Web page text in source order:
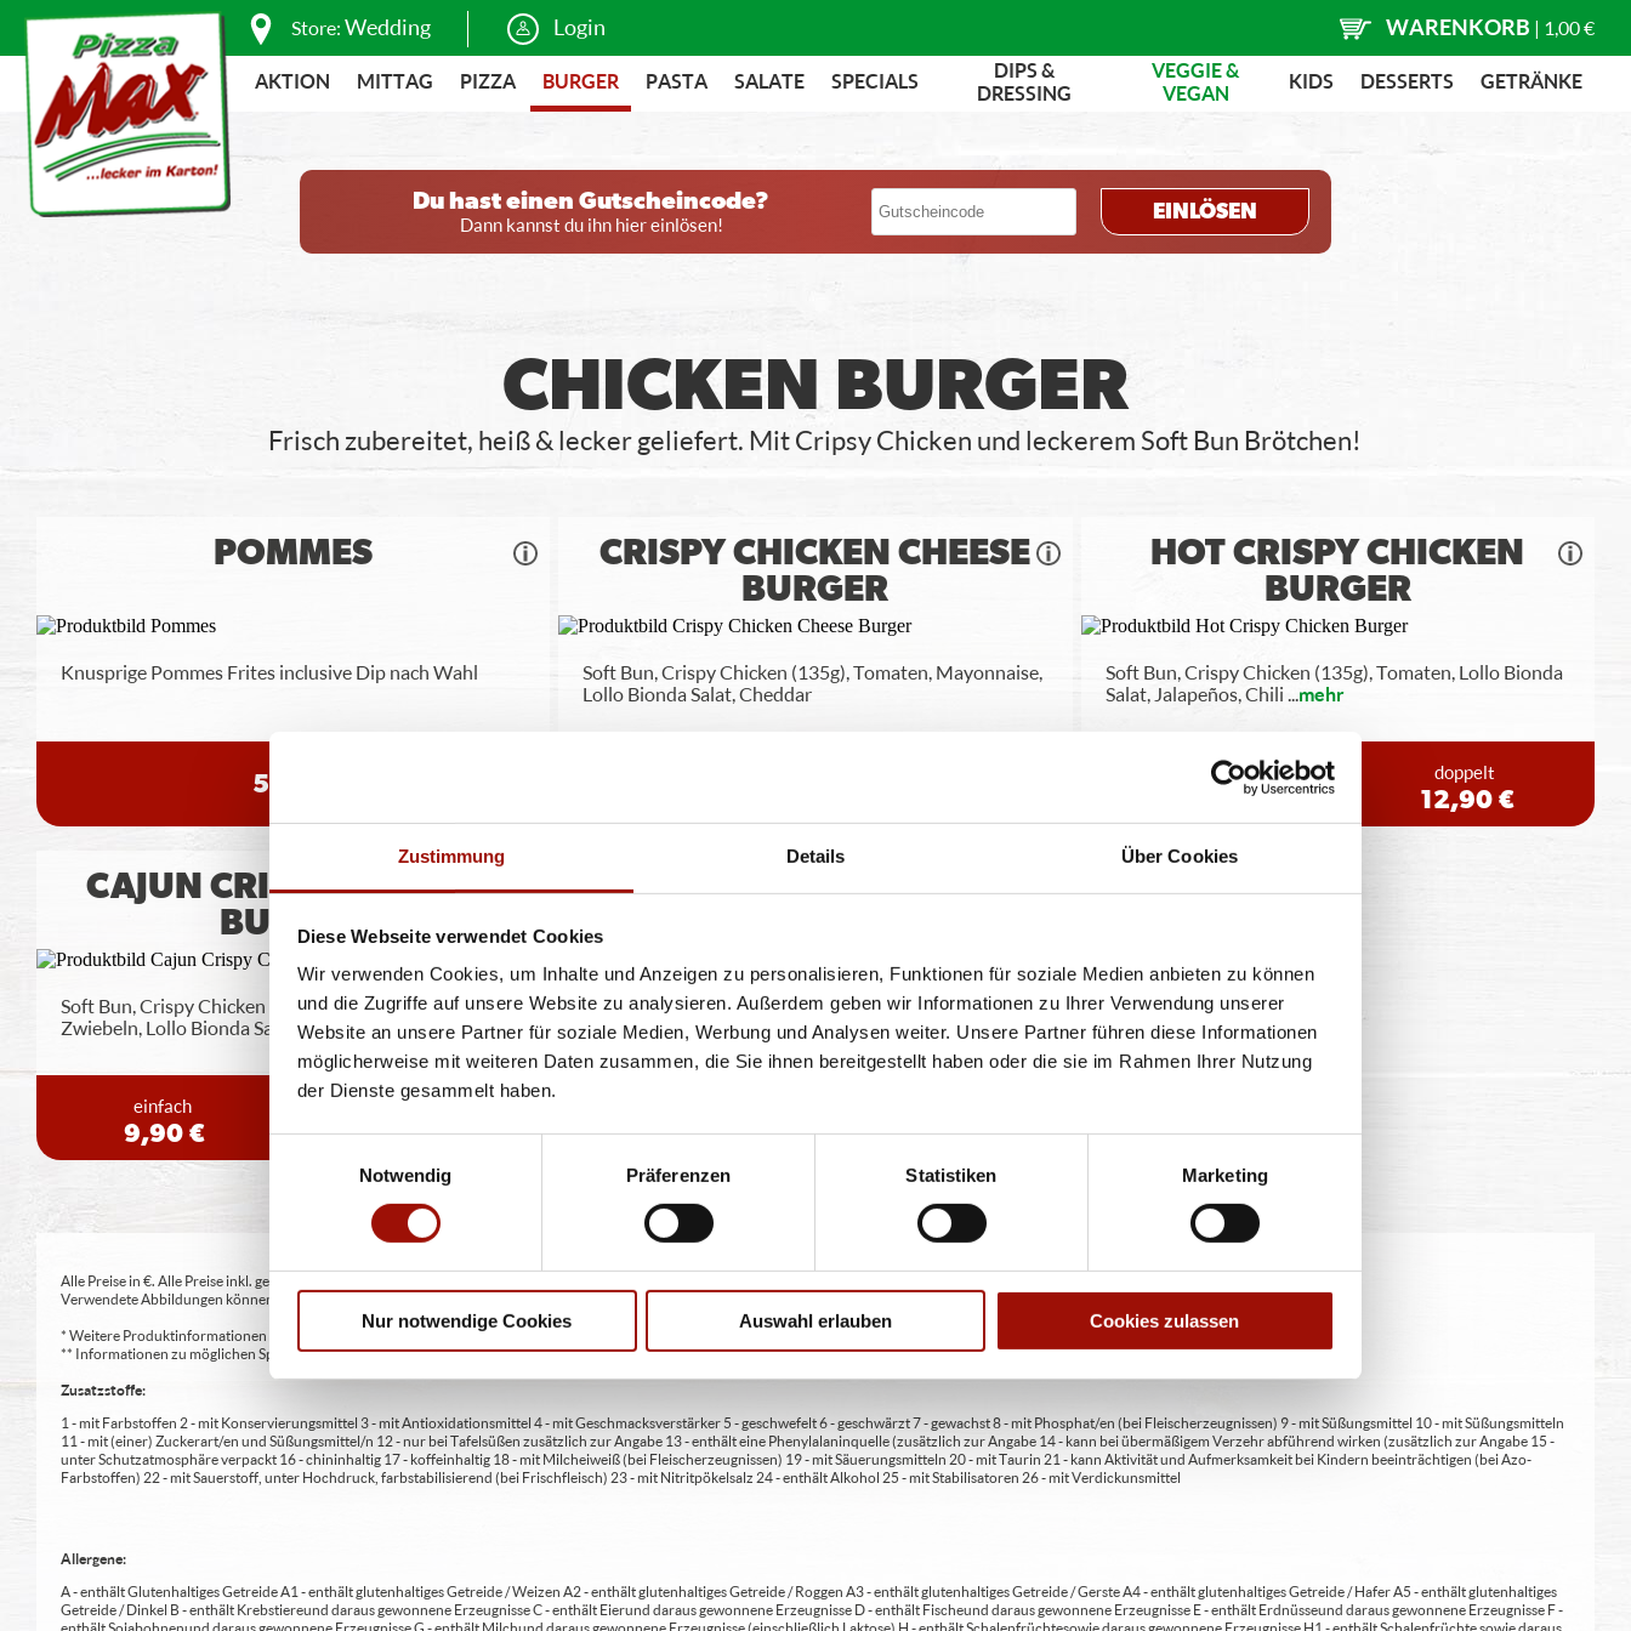
Zustimmung Details Über Cookies
Diese Webseite verwendet Cookies
Wir verwenden Cookies, um Inhalte und Anzeigen zu personalisieren, Funktionen für soziale Medien anbieten zu können
und die Zugriffe auf unsere Website zu analysieren. Außerdem geben wir Informationen zu Ihrer Verwendung unserer
Website an unsere Partner für soziale Medien, Werbung und Analysen weiter. Unsere Partner führen diese Informationen
möglicherweise mit weiteren Daten zusammen, die Sie ihnen bereitgestellt haben oder die sie im Rahmen Ihrer Nutzung
der Dienste gesammelt haben.
Notwendig
Präferenzen Statistiken Marketing
Nur notwendige Cookies Auswahl erlauben Cookies zulassen
Store: Wedding Login WARENKORB | 1,00 €
AKTION MITTAG PIZZA BURGER PASTA SALATE SPECIALS
DIPS &
DRESSING
VEGGIE &
VEGAN
KIDS DESSERTS GETRÄNKE
Du hast einen Gutscheincode?
Dann kannst du ihn hier einlösen!
EINLÖSEN
CHICKEN BURGER
Frisch zubereitet, heiß & lecker geliefert. Mit Cripsy Chicken und leckerem Soft Bun Brötchen!
POMMES
Knusprige Pommes Frites inclusive Dip nach Wahl
5,49 €
CRISPY CHICKEN CHEESE
BURGER
Soft Bun, Crispy Chicken (135g), Tomaten, Mayonnaise,
Lollo Bionda Salat, Cheddar
HOT CRISPY CHICKEN
BURGER
Soft Bun, Crispy Chicken (135g), Tomaten, Lollo Bionda
Salat, Jalapeños, Chili ...mehr
einfach
9,90 €
doppelt
12,90 €
CAJUN CRISPY CHICKEN
BURGER
Soft Bun, Crispy Chicken (135g), Tomaten, rote
Zwiebeln, Lollo Bionda Salat, Bacon,... mehr
einfach
9,90 €
doppelt
12,90 €
Alle Preise in €. Alle Preise inkl. gesetzl. MwSt. Alle Angaben zu Grammaturen oder Durchmessern, bspw. der Pizzen sind circa-Angaben und können durch die Zubereitung geringfügig variieren.
Verwendete Abbildungen können von den tatsächlich gelieferten Produkten abweichen. Wir liefern innerhalb von ca. 30 Minuten.
* Weitere Produktinformationen zu vorverpackten Lebensmitteln finden Sie unter www.pizzamax.de/produktinformationen
** Informationen zu möglichen Spuren von Allergenen seitens unsere Hersteller finden Sie unter www.pizzamax.de/produktinformationen
Zusatzstoffe:
1 - mit Farbstoffen 2 - mit Konservierungsmittel 3 - mit Antioxidationsmittel 4 - mit Geschmacksverstärker 5 - geschwefelt 6 - geschwärzt 7 - gewachst 8 - mit Phosphat/en (bei Fleischerzeugnissen) 9 - mit Süßungsmittel 10 - mit Süßungsmitteln
11 - mit (einer) Zuckerart/en und Süßungsmittel/n 12 - nur bei Tafelsüßen zusätzlich zur Angabe 13 - enthält eine Phenylalaninquelle (zusätzlich zur Angabe 14 - kann bei übermäßigem Verzehr abführend wirken (zusätzlich zur Angabe 15 -
unter Schutzatmosphäre verpackt 16 - chininhaltig 17 - koffeinhaltig 18 - mit Milcheiweiß (bei Fleischerzeugnissen) 19 - mit Säuerungsmitteln 20 - mit Taurin 21 - kann Aktivität und Aufmerksamkeit bei Kindern beeinträchtigen (bei Azo-
Farbstoffen) 22 - mit Sauerstoff, unter Hochdruck, farbstabilisierend (bei Frischfleisch) 23 - mit Nitritpökelsalz 24 - enthält Alkohol 25 - mit Stabilisatoren 26 - mit Verdickunsmittel
Allergene:
A - enthält Glutenhaltiges Getreide A1 - enthält glutenhaltiges Getreide / Weizen A2 - enthält glutenhaltiges Getreide / Roggen A3 - enthält glutenhaltiges Getreide / Gerste A4 - enthält glutenhaltiges Getreide / Hafer A5 - enthält glutenhaltiges
Getreide / Dinkel B - enthält Krebstiere und daraus gewonnene Erzeugnisse C - enthält Eier und daraus gewonnene Erzeugnisse D - enthält Fische und daraus gewonnene Erzeugnisse E - enthält Erdnüsse und daraus gewonnene Erzeugnisse F -